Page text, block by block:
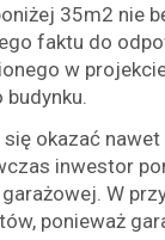
35m2 nie
faktu do
w
okazać
inwestor
W
ponieważ